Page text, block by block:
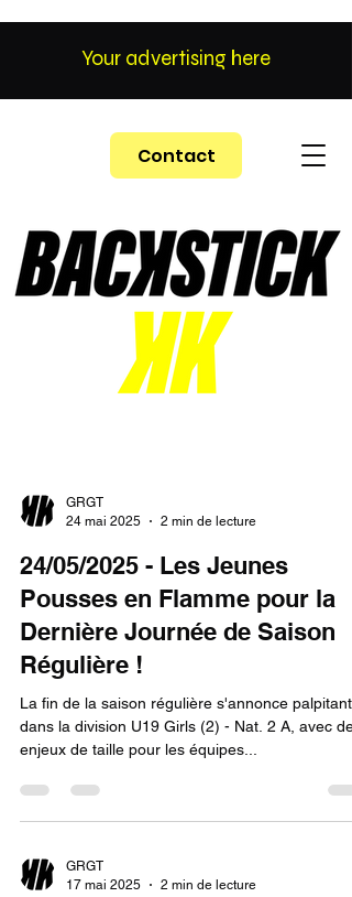
Contact
Your advertising here
GRGT
24 mai 2025
2 min de lecture
24/05/2025 - Les Jeunes
Pousses en Flamme pour la
Dernière Journée de Saison
Régulière !
La fin de la saison régulière s'annonce palpitante
dans la division U19 Girls (2) - Nat. 2 A, avec des
enjeux de taille pour les équipes...
GRGT
17 mai 2025
2 min de lecture